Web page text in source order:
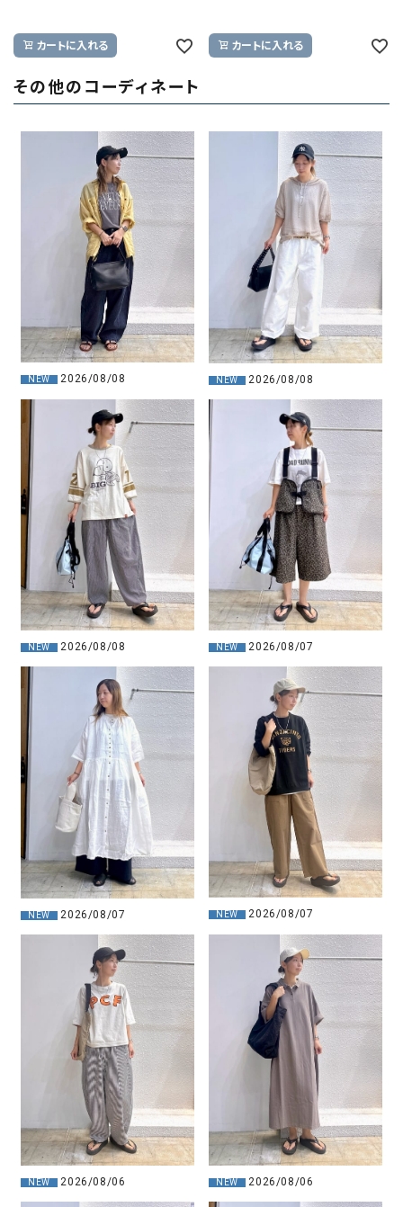
カートに入れる カートに入れる
その他のコーディネート
NEW 2026/08/08 NEW 2026/08/08
NEW 2026/08/08 NEW 2026/08/07
NEW 2026/08/07 NEW 2026/08/07
NEW 2026/08/06 NEW 2026/08/06